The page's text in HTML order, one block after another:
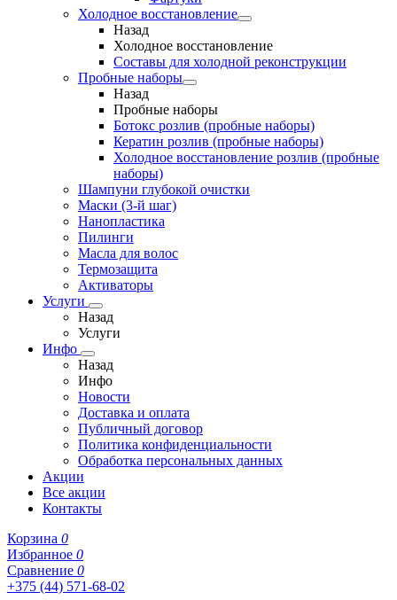
Холодное восстановление
Назад
Холодное восстановление
Составы для холодной реконструкции
Пробные наборы
Назад
Пробные наборы
Ботокс розлив (пробные наборы)
Кератин розлив (пробные наборы)
Холодное восстановление розлив (пробные
наборы)
Шампуни глубокой очистки
Маски (3-й шаг)
Нанопластика
Пилинги
Масла для волос
Термозащита
Активаторы
Услуги
Назад
Услуги
Инфо
Назад
Инфо
Новости
Доставка и оплата
Публичный договор
Политика конфиденциальности
Обработка персональных данных
Акции
Все акции
Контакты
Корзина 0
Избранное 0
Сравнение 0
+375 (44) 571-68-02